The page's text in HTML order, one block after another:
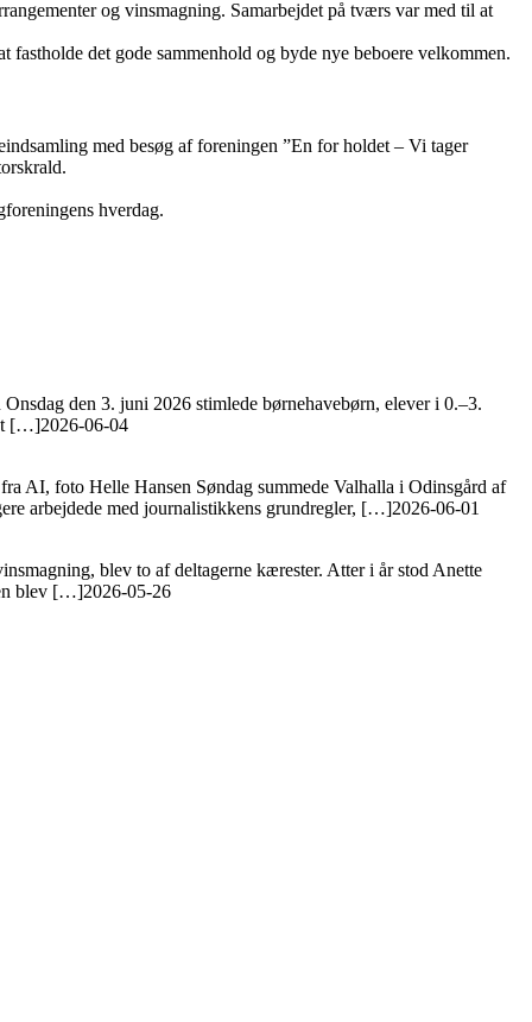
og vinsmagning. Samarbejdet på tværs var med til at
det gode sammenhold og byde nye beboere velkommen.
med besøg af foreningen ”En for holdet – Vi tager
hverdag.
den 3. juni 2026 stimlede børnehavebørn, elever i 0.–3.
[…]2026-06-04
AI, foto Helle Hansen Søndag summede Valhalla i Odinsgård af
arbejdede med journalistikkens grundregler, […]2026-06-01
blev to af deltagerne kærester. Atter i år stod Anette
blev […]2026-05-26